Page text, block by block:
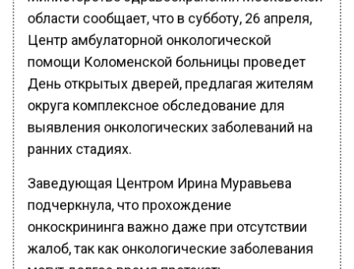
области сообщает, что в субботу, 26 апреля,
Центр амбулаторной онкологической
помощи Коломенской больницы проведет
День открытых дверей, предлагая жителям
округа комплексное обследование для
выявления онкологических заболеваний на
ранних стадиях.
Заведующая Центром Ирина Муравьева
подчеркнула, что прохождение
онкоскрининга важно даже при отсутствии
жалоб, так как онкологические заболевания